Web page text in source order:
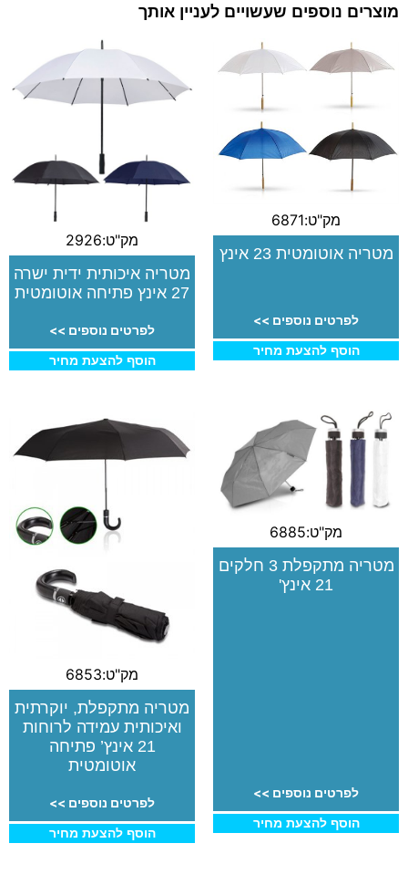
מוצרים נוספים שעשויים לעניין אותך
מק"ט:6871
מטריה אוטומטית 23 אינץ
לפרטים נוספים >>
הוסף להצעת מחיר
מק"ט:2926
מטריה איכותית ידית ישרה
27 אינץ פתיחה אוטומטית
לפרטים נוספים >>
הוסף להצעת מחיר
מק"ט:6885
מטריה מתקפלת 3 חלקים
21 אינץ'
לפרטים נוספים >>
הוסף להצעת מחיר
מק"ט:6853
מטריה מתקפלת, יוקרתית
ואיכותית עמידה לרוחות
21 אינץ’ פתיחה
אוטומטית
לפרטים נוספים >>
הוסף להצעת מחיר